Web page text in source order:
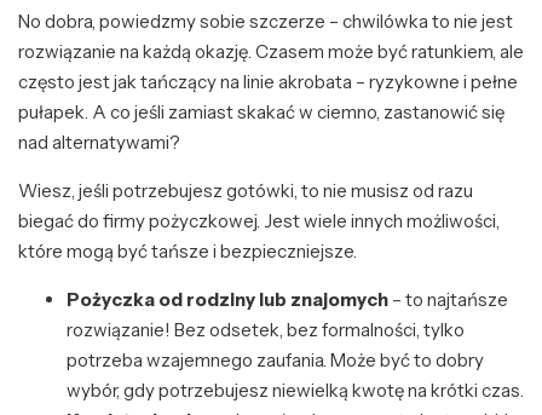
No dobra, powiedzmy sobie szczerze – chwilówka to nie jest
rozwiązanie na każdą okazję. Czasem może być ratunkiem, ale
często jest jak tańczący na linie akrobata – ryzykowne i pełne
pułapek. A co jeśli zamiast skakać w ciemno, zastanowić się
nad alternatywami?
Wiesz, jeśli potrzebujesz gotówki, to nie musisz od razu
biegać do firmy pożyczkowej. Jest wiele innych możliwości,
które mogą być tańsze i bezpieczniejsze.
Pożyczka od rodziny lub znajomych – to najtańsze
rozwiązanie! Bez odsetek, bez formalności, tylko
potrzeba wzajemnego zaufania. Może być to dobry
wybór, gdy potrzebujesz niewielką kwotę na krótki czas.